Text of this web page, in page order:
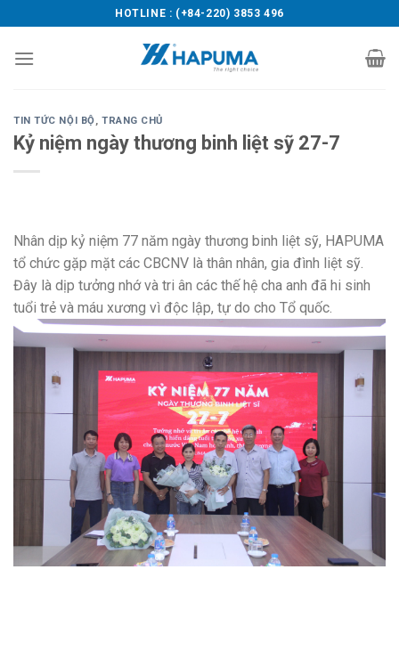
to
content
HOTLINE : (+84-220) 3853 496
TIN TỨC NỘI BỘ, TRANG CHỦ
Kỷ niệm ngày thương binh liệt sỹ 27-7
Nhân dịp kỷ niệm 77 năm ngày thương binh liệt sỹ, HAPUMA
tổ chức gặp mặt các CBCNV là thân nhân, gia đình liệt sỹ.
Đây là dịp tưởng nhớ và tri ân các thế hệ cha anh đã hi sinh
tuổi trẻ và máu xương vì độc lập, tự do cho Tổ quốc.